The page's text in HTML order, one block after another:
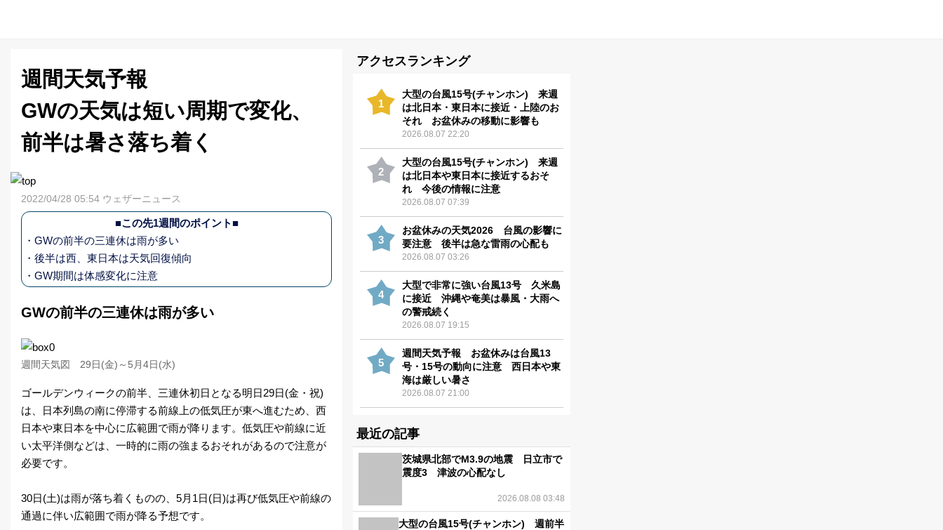
週間天気予報
GWの天気は短い周期で変化、
前半は暑さ落ち着く
2022/04/28 05:54 ウェザーニュース
■この先1週間のポイント■
・GWの前半の三連休は雨が多い
・後半は西、東日本は天気回復傾向
・GW期間は体感変化に注意
GWの前半の三連休は雨が多い
週間天気図 29日(金)～5月4日(水)
ゴールデンウィークの前半、三連休初日となる明日29日(金・祝)
は、日本列島の南に停滞する前線上の低気圧が東へ進むため、西
日本や東日本を中心に広範囲で雨が降ります。低気圧や前線に近
い太平洋側などは、一時的に雨の強まるおそれがあるので注意が
必要です。
30日(土)は雨が落ち着くものの、5月1日(日)は再び低気圧や前線の
通過に伴い広範囲で雨が降る予想です。
アクセスランキング
1
大型の台風15号(チャンホン) 来週
は北日本・東日本に接近・上陸のお
それ お盆休みの移動に影響も
2026.08.07 22:20
2
大型の台風15号(チャンホン) 来週
は北日本や東日本に接近するおそ
れ 今後の情報に注意
2026.08.07 07:39
3
お盆休みの天気2026 台風の影響に
要注意 後半は急な雷雨の心配も
2026.08.07 03:26
4
大型で非常に強い台風13号 久米島
に接近 沖縄や奄美は暴風・大雨へ
の警戒続く
2026.08.07 19:15
5
週間天気予報 お盆休みは台風13
号・15号の動向に注意 西日本や東
海は厳しい暑さ
2026.08.07 21:00
最近の記事
茨城県北部でM3.9の地震 日立市で
震度3 津波の心配なし
2026.08.08 03:48
大型の台風15号(チャンホン) 週前半